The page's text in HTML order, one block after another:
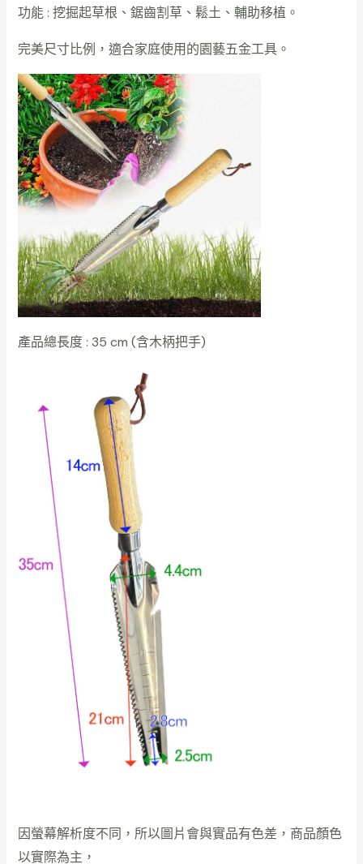
功能 : 挖掘起草根、鋸齒割草、鬆土、輔助移植。
完美尺寸比例，適合家庭使用的園藝五金工具。
產品總長度 : 35 cm (含木柄把手)
因螢幕解析度不同，所以圖片會與實品有色差，商品顏色
以實際為主，